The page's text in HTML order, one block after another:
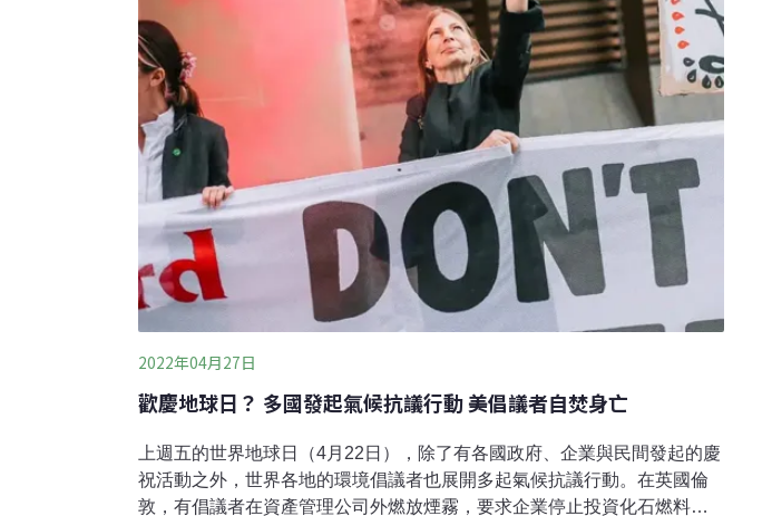
2022年04月27日
歡慶地球日？ 多國發起氣候抗議行動 美倡議者自焚身亡
上週五的世界地球日（4月22日），除了有各國政府、企業與民間發起的慶
祝活動之外，世界各地的環境倡議者也展開多起氣候抗議行動。在英國倫
敦，有倡議者在資產管理公司外燃放煙霧，要求企業停止投資化石燃料；